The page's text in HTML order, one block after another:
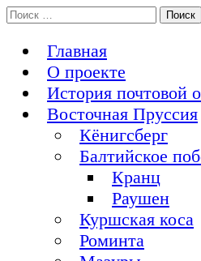
Перейти
к
История Восточной Пруссии в
Поиск:
Главная
О проекте
История почтовой
Восточная Пруссия
Кёнигсберг
Балтийское
Кранц
Раушен
Куршская коса
Роминта